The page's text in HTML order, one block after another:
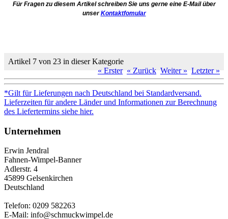
Für Fragen zu diesem Artikel schreiben Sie uns gerne eine E-Mail über
unserKontaktfomular
Artikel 7 von 23 in dieser Kategorie
« Erster « Zurück Weiter » Letzter »
*Gilt für Lieferungen nach Deutschland bei Standardversand.
Lieferzeiten für andere Länder und Informationen zur Berechnung
des Liefertermins siehe hier.
Unternehmen
Erwin Jendral
Fahnen-Wimpel-Banner
Adlerstr. 4
45899 Gelsenkirchen
Deutschland
Telefon: 0209 582263
E-Mail: info@schmuckwimpel.de